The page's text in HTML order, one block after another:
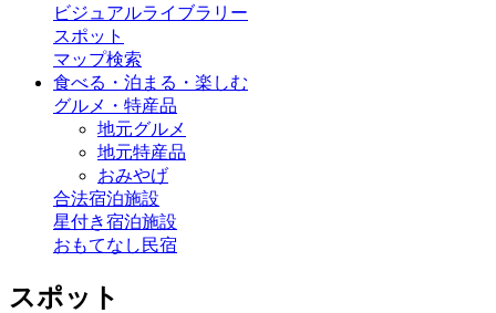
ビジュアルライブラリー
スポット
マップ検索
食べる・泊まる・楽しむ
グルメ・特産品
地元グルメ
地元特産品
おみやげ
合法宿泊施設
星付き宿泊施設
おもてなし民宿
スポット